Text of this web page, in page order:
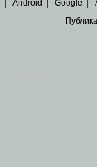
Android Google